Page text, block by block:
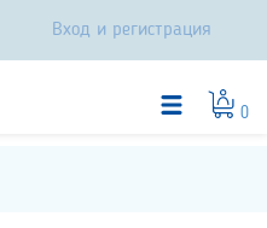
Вход и регистрация
0